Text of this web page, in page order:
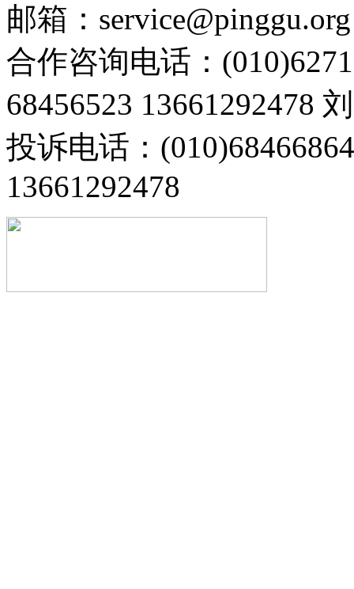
邮箱：service@pinggu.org
合作咨询电话：
68456523 13661292478
投诉电话：
13661292478